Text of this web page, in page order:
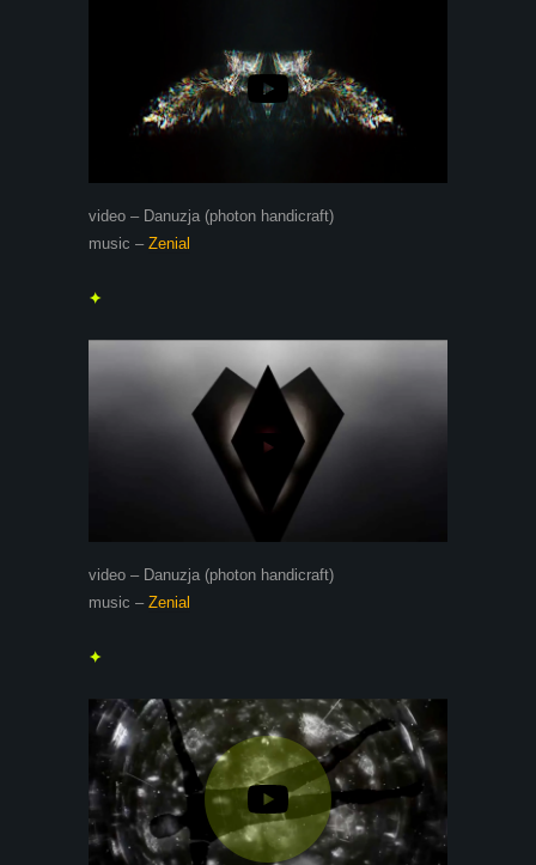
video – Danuzja (photon handicraft)
music – Zenial
✦
video – Danuzja (photon handicraft)
music – Zenial
✦